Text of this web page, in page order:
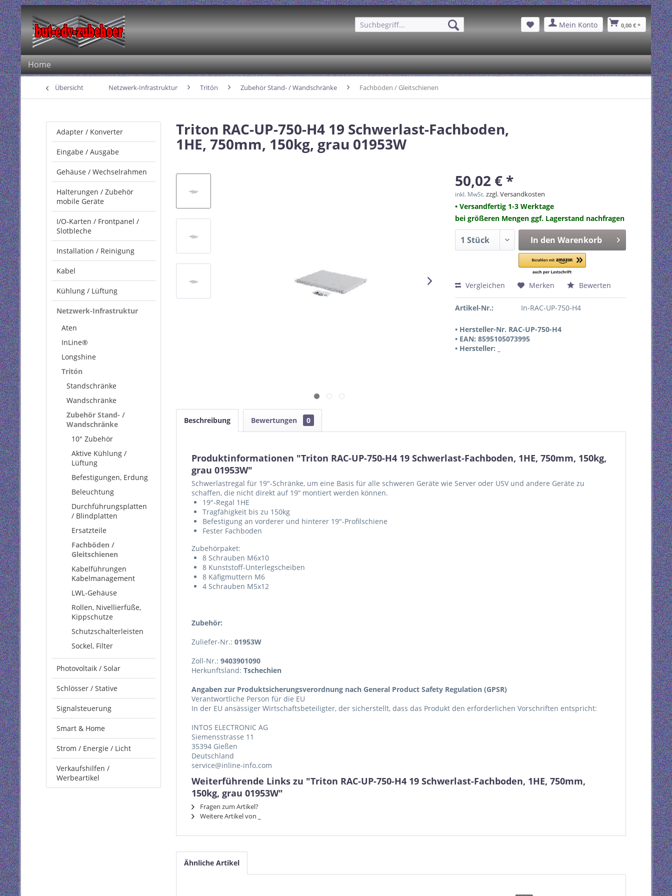
Mein Konto 0,00 € *
Home
Übersicht Netzwerk-Infrastruktur Tritón Zubehör Stand- / Wandschränke Fachböden / Gleitschienen
Adapter / Konverter
Eingabe / Ausgabe
Gehäuse / Wechselrahmen
Halterungen / Zubehör
mobile Geräte
I/O-Karten / Frontpanel /
Slotbleche
Installation / Reinigung
Kabel
Kühlung / Lüftung
Netzwerk-Infrastruktur
Aten
InLine®
Longshine
Tritón
Standschränke
Wandschränke
Zubehör Stand- /
Wandschränke
10" Zubehör
Aktive Kühlung /
Lüftung
Befestigungen, Erdung
Beleuchtung
Durchführungsplatten
/ Blindplatten
Ersatzteile
Fachböden /
Gleitschienen
Kabelführungen
Kabelmanagement
LWL-Gehäuse
Rollen, Nivellierfüße,
Kippschutze
Schutzschalterleisten
Sockel, Filter
Photovoltaik / Solar
Schlösser / Stative
Signalsteuerung
Smart & Home
Strom / Energie / Licht
Verkaufshilfen /
Werbeartikel
Triton RAC-UP-750-H4 19 Schwerlast-Fachboden,
1HE, 750mm, 150kg, grau 01953W
50,02 € *
inkl. MwSt.zzgl. Versandkosten
• Versandfertig 1-3 Werktage
bei größeren Mengen ggf. Lagerstand nachfragen
In den Warenkorb
Vergleichen Merken Bewerten
Artikel-Nr.: In-RAC-UP-750-H4
• Hersteller-Nr. RAC-UP-750-H4
• EAN: 8595105073995
• Hersteller: _
Beschreibung Bewertungen 0
Produktinformationen "Triton RAC-UP-750-H4 19 Schwerlast-Fachboden, 1HE, 750mm, 150kg,
grau 01953W"
Schwerlastregal für 19"-Schränke, um eine Basis für alle schweren Geräte wie Server oder USV und andere Geräte zu
schaffen, die nicht direkt auf 19“ montiert werden können.
19"-Regal 1HE
Tragfähigkeit bis zu 150kg
Befestigung an vorderer und hinterer 19"-Profilschiene
Fester Fachboden
Zubehörpaket:
8 Schrauben M6x10
8 Kunststoff-Unterlegscheiben
8 Käfigmuttern M6
4 Schrauben M5x12
Zubehör:
Zuliefer-Nr.: 01953W
Zoll-Nr.: 9403901090
Herkunftsland: Tschechien
Angaben zur Produktsicherungsverordnung nach General Product Safety Regulation (GPSR)
Verantwortliche Person für die EU
In der EU ansässiger Wirtschaftsbeteiligter, der sicherstellt, dass das Produkt den erforderlichen Vorschriften entspricht:
INTOS ELECTRONIC AG
Siemensstrasse 11
35394 Gießen
Deutschland
service@inline-info.com
Weiterführende Links zu "Triton RAC-UP-750-H4 19 Schwerlast-Fachboden, 1HE, 750mm,
150kg, grau 01953W"
Fragen zum Artikel?
Weitere Artikel von _
Ähnliche Artikel